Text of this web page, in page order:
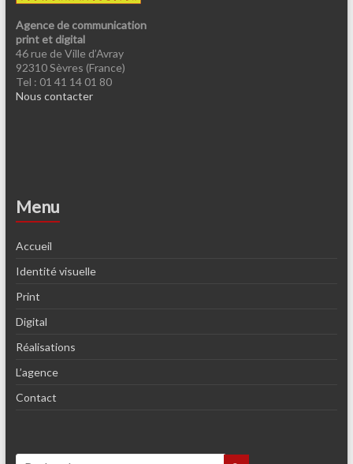
Agence de communication
print et digital
46 rue de Ville d’Avray
92310 Sèvres (France)
Tel : 01 41 14 01 80
Nous contacter
Menu
Accueil
Identité visuelle
Print
Digital
Réalisations
L’agence
Contact